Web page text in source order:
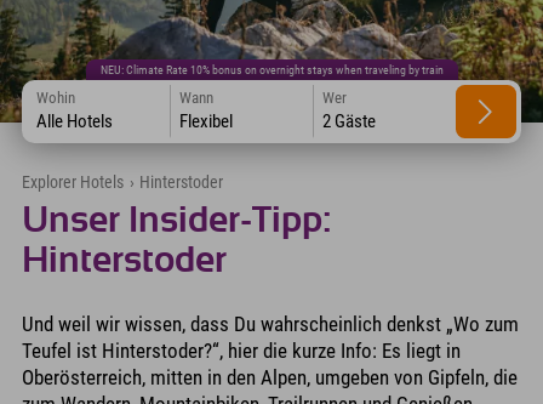
NEU: Climate Rate 10% bonus on overnight stays when traveling by train
Wohin
Alle Hotels
Wann
Flexibel
Wer
2 Gäste
Explorer Hotels › Hinterstoder
Unser Insider-Tipp:
Hinterstoder
Und weil wir wissen, dass Du wahrscheinlich denkst „Wo zum
Teufel ist Hinterstoder?“, hier die kurze Info: Es liegt in
Oberösterreich, mitten in den Alpen, umgeben von Gipfeln, die